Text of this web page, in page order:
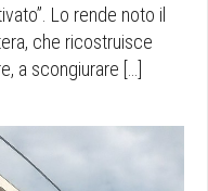
Lo rende noto il
che ricostruisce
a scongiurare […]